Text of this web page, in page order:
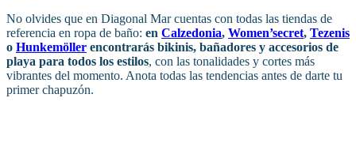
No olvides que en Diagonal Mar cuentas con todas las tiendas de
referencia en ropa de baño: en Calzedonia, Women’secret, Tezenis
o Hunkemöller encontrarás bikinis, bañadores y accesorios de
playa para todos los estilos, con las tonalidades y cortes más
vibrantes del momento. Anota todas las tendencias antes de darte tu
primer chapuzón.